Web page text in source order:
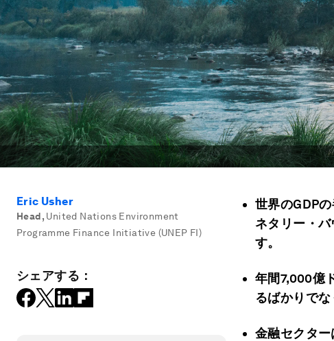
Eric Usher
Head, United Nations Environment
Programme Finance Initiative (UNEP FI)
シェアする：
世界のGDP
ネタリー・
す。
年間7,000億
るばかりで
金融セクタ